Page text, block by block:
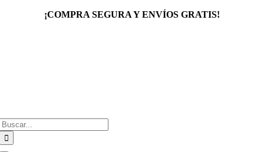
¡COMPRA SEGURA Y ENVÍOS GRATIS!